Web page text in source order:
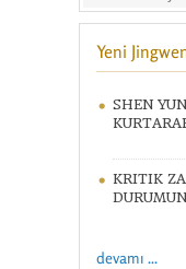
Yeni
SHEN
KRITIK
devamı ...